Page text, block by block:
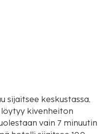
sijaitsee keskustassa,
löytyy kivenheiton
vain 7 minuutin